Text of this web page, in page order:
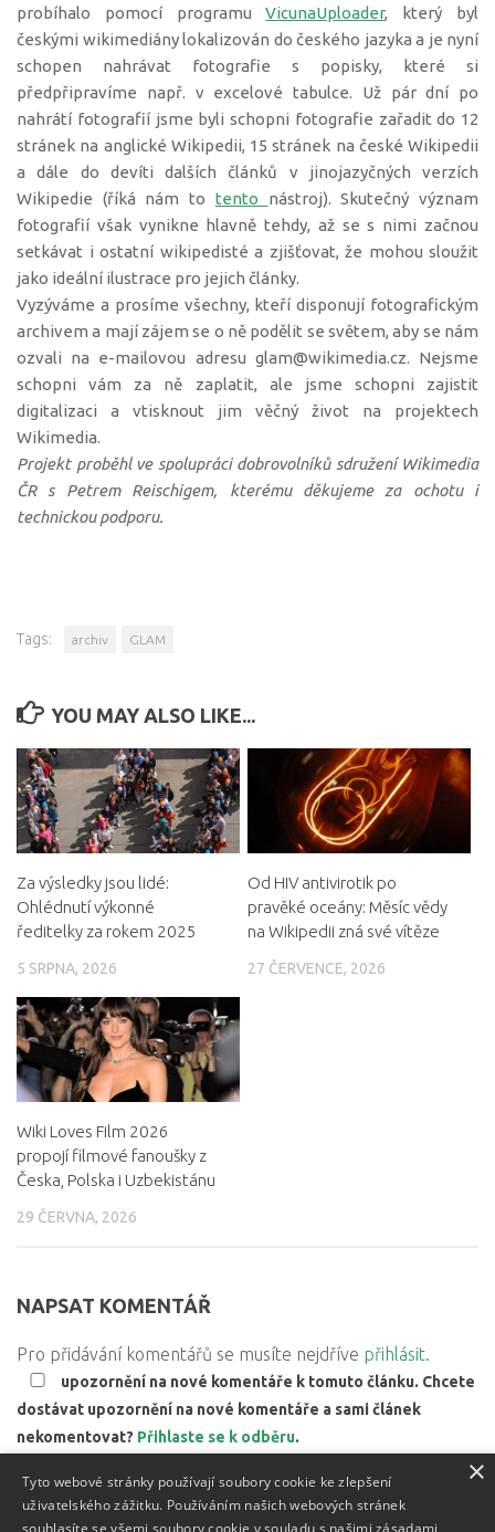
probíhalo pomocí programuVicunaUploader, který byl
českými wikimediány lokalizován do českého jazyka a je nyní
schopen nahrávat fotografie s popisky, které si
předpřipravíme např. v excelové tabulce. Už pár dní po
nahrátí fotografií jsme byli schopni fotografie zařadit do 12
stránek na anglické Wikipedii, 15 stránek na české Wikipedii
a dále do devíti dalších článků v jinojazyčných verzích
Wikipedie (říká nám to tento nástroj). Skutečný význam
fotografií však vynikne hlavně tehdy, až se s nimi začnou
setkávat i ostatní wikipedisté a zjišťovat, že mohou sloužit
jako ideální ilustrace pro jejich články.
Vyzýváme a prosíme všechny, kteří disponují fotografickým
archivem a mají zájem se o ně podělit se světem, aby se nám
ozvali na e-mailovou adresu glam@wikimedia.cz. Nejsme
schopni vám za ně zaplatit, ale jsme schopni zajistit
digitalizaci a vtisknout jim věčný život na projektech
Wikimedia.
Projekt proběhl ve spolupráci dobrovolníků sdružení Wikimedia
ČR s Petrem Reischigem, kterému děkujeme za ochotu i
technickou podporu.
Tags: archiv GLAM
YOU MAY ALSO LIKE...
Za výsledky jsou lidé:
Ohlédnutí výkonné
ředitelky za rokem 2025
5 SRPNA, 2026
Od HIV antivirotik po
pravěké oceány: Měsíc vědy
na Wikipedii zná své vítěze
27 ČERVENCE, 2026
Wiki Loves Film 2026
propojí filmové fanoušky z
Česka, Polska i Uzbekistánu
29 ČERVNA, 2026
NAPSAT KOMENTÁŘ
Pro přidávání komentářů se musíte nejdříve přihlásit.
upozornění na nové komentáře k tomuto článku. Chcete
dostávat upozornění na nové komentáře a sami článek
nekomentovat? Přihlaste se k odběru.
Zjistěte,
jak jsou zpracovávány údaje z komentářů.
×
Tyto webové stránky používají soubory cookie ke zlepšení
uživatelského zážitku. Používáním našich webových stránek
souhlasíte se všemi soubory cookie v souladu s našimi zásadami